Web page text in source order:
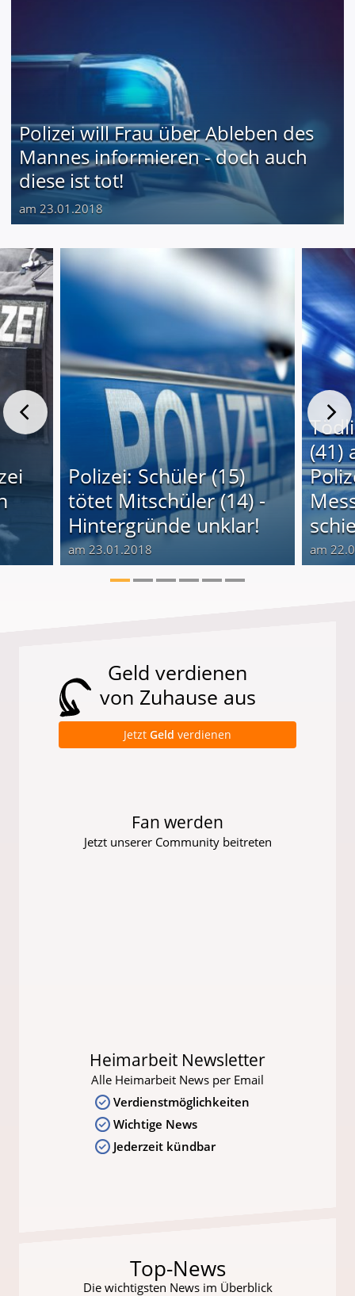
Polizei will Frau über Ableben des
Mannes informieren - doch auch
diese ist tot!
am 23.01.2018
Polizei: Schüler (15)
tötet Mitschüler (14) -
Hintergründe unklar!
am 23.01.2018
(41)
am
Geld verdienen
von Zuhause aus
Jetzt Geld verdienen
Fan werden
Jetzt unserer Community beitreten
Heimarbeit Newsletter
Alle Heimarbeit News per Email
Verdienstmöglichkeiten
Wichtige News
Jederzeit kündbar
Top-News
Die wichtigsten News im Überblick